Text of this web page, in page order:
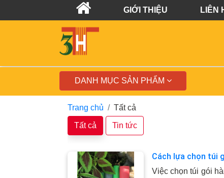
GIỚI THIỆU LIÊN
DANH MỤC SẢN PHẨM
Trang chủ Tất cả
Tất cả Tin tức
Cách lựa chọn túi
Việc chọn túi gói